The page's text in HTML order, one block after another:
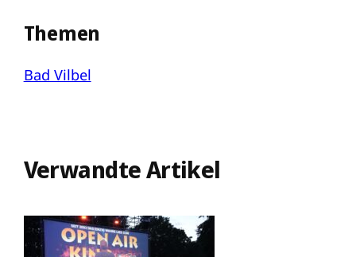
Themen
Bad Vilbel
Verwandte Artikel